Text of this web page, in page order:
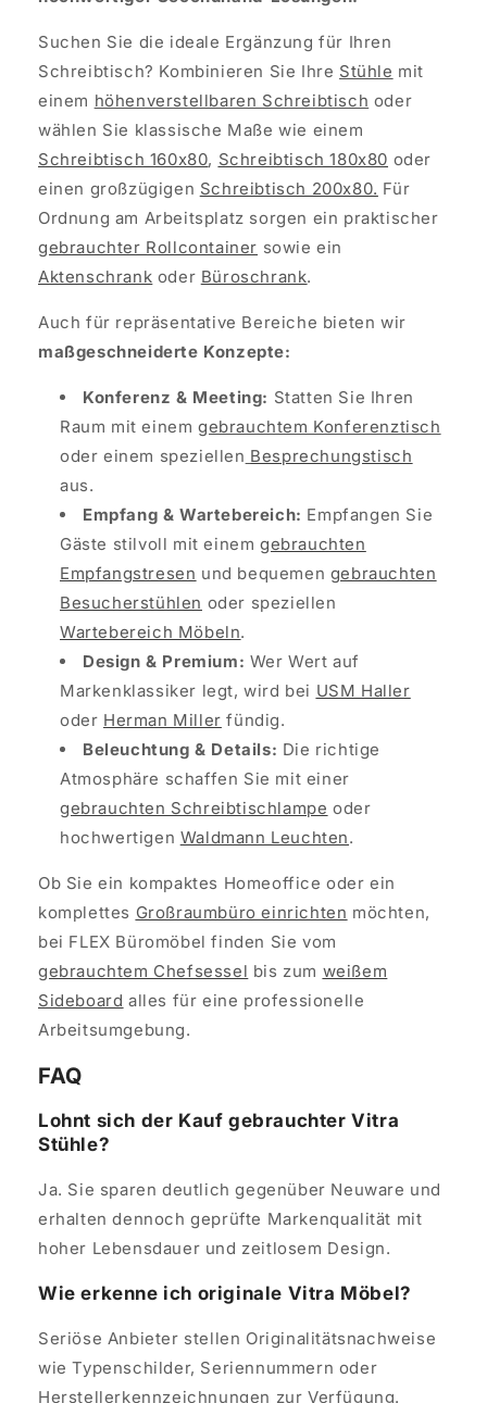
Suchen Sie die ideale Ergänzung für Ihren
Schreibtisch? Kombinieren Sie Ihre Stühle mit
einem höhenverstellbaren Schreibtisch oder
wählen Sie klassische Maße wie einem
Schreibtisch 160x80, Schreibtisch 180x80 oder
einen großzügigen Schreibtisch 200x80. Für
Ordnung am Arbeitsplatz sorgen ein praktischer
gebrauchter Rollcontainer sowie ein
Aktenschrank oder Büroschrank.
Auch für repräsentative Bereiche bieten wir
maßgeschneiderte Konzepte:
Konferenz & Meeting: Statten Sie Ihren
Raum mit einem gebrauchtem Konferenztisch
oder einem speziellen Besprechungstisch
aus.
Empfang & Wartebereich: Empfangen Sie
Gäste stilvoll mit einemgebrauchten
Empfangstresen und bequemen gebrauchten
Besucherstühlen oder speziellen
Wartebereich Möbeln.
Design & Premium: Wer Wert auf
Markenklassiker legt, wird bei USM Haller
oder Herman Miller fündig.
Beleuchtung & Details: Die richtige
Atmosphäre schaffen Sie mit einer
gebrauchten Schreibtischlampe oder
hochwertigen Waldmann Leuchten.
Ob Sie ein kompaktes Homeoffice oder ein
komplettes Großraumbüro einrichten möchten,
bei FLEX Büromöbel finden Sie vom
gebrauchtem Chefsessel bis zum weißem
Sideboard alles für eine professionelle
Arbeitsumgebung.
FAQ
Lohnt sich der Kauf gebrauchter Vitra
Stühle?
Ja. Sie sparen deutlich gegenüber Neuware und
erhalten dennoch geprüfte Markenqualität mit
hoher Lebensdauer und zeitlosem Design.
Wie erkenne ich originale Vitra Möbel?
Seriöse Anbieter stellen Originalitätsnachweise
wie Typenschilder, Seriennummern oder
Herstellerkennzeichnungen zur Verfügung.